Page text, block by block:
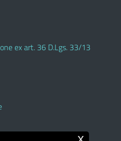
ex art. 36 D.Lgs. 33/13